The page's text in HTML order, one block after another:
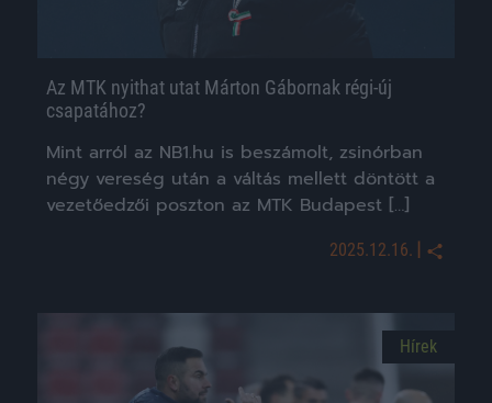
Az MTK nyithat utat Márton Gábornak régi-új
csapatához?
Mint arról az NB1.hu is beszámolt, zsinórban
négy vereség után a váltás mellett döntött a
vezetőedzői poszton az MTK Budapest […]
2025.12.16. |
Hírek